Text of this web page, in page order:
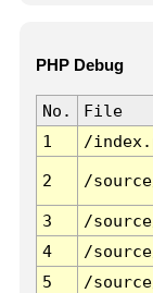
PHP Debug
No. File
1
/
2 /
3 /
4
/
5
/